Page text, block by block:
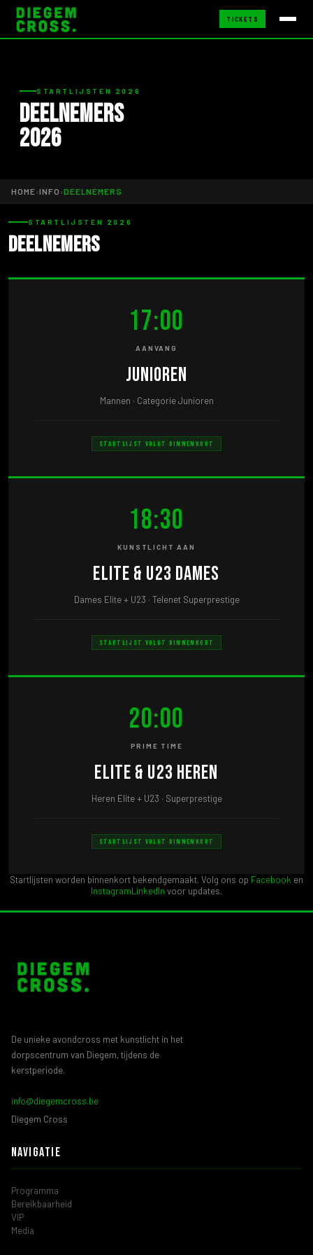
TICKETS
STARTLIJSTEN 2026
Deelnemers
2026
HOME›INFO ›DEELNEMERS
STARTLIJSTEN 2026
Deelnemers
17:00
AANVANG
Junioren
Mannen · Categorie Junioren
STARTLIJST VOLGT BINNENKORT
18:30
KUNSTLICHT AAN
Elite & U23 Dames
Dames Elite + U23 · Telenet Superprestige
STARTLIJST VOLGT BINNENKORT
20:00
PRIME TIME
Elite & U23 Heren
Heren Elite + U23 · Superprestige
STARTLIJST VOLGT BINNENKORT
Startlijsten worden binnenkort bekendgemaakt. Volg ons op Facebook en
InstagramLinkedIn voor updates.
De unieke avondcross met kunstlicht in het
dorpscentrum van Diegem, tijdens de
kerstperiode.
info@diegemcross.be
Diegem Cross
Navigatie
Programma
Bereikbaarheid
VIP
Media